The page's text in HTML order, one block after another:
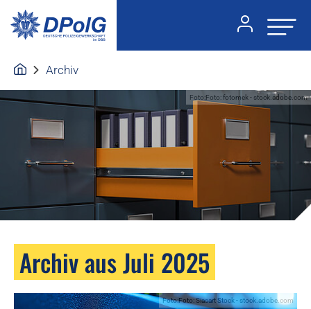
Archiv
Foto:Foto: fotomek - stock.adobe.com
Archiv aus Juli 2025
Foto:Foto: Siasart Stock - stock.adobe.com